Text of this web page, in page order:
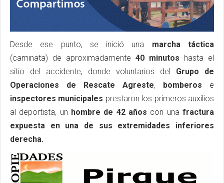
Desde ese punto, se inició una marcha táctica
(caminata) de aproximadamente 40 minutos hasta el
sitio del accidente, donde voluntarios del Grupo de
Operaciones de Rescate Agreste, bomberos e
inspectores municipales prestaron los primeros auxilios
al deportista, un hombre de 42 años con una fractura
expuesta en una de sus extremidades inferiores
derecha.